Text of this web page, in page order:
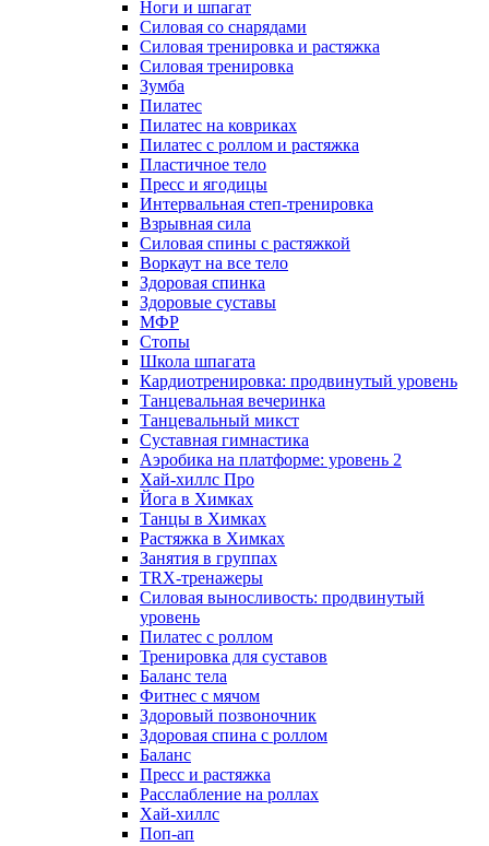
Ноги и шпагат
Силовая со снарядами
Силовая тренировка и растяжка
Силовая тренировка
Зумба
Пилатес
Пилатес на ковриках
Пилатес с роллом и растяжка
Пластичное тело
Пресс и ягодицы
Интервальная степ-тренировка
Взрывная сила
Силовая спины с растяжкой
Воркаут на все тело
Здоровая спинка
Здоровые суставы
МФР
Стопы
Школа шпагата
Кардиотренировка: продвинутый уровень
Танцевальная вечеринка
Танцевальный микст
Суставная гимнастика
Аэробика на платформе: уровень 2
Хай-хиллс Про
Йога в Химках
Танцы в Химках
Растяжка в Химках
Занятия в группах
TRX-тренажеры
Силовая выносливость: продвинутый
уровень
Пилатес с роллом
Тренировка для суставов
Баланс тела
Фитнес с мячом
Здоровый позвоночник
Здоровая спина с роллом
Баланс
Пресс и растяжка
Расслабление на роллах
Хай-хиллс
Поп-ап